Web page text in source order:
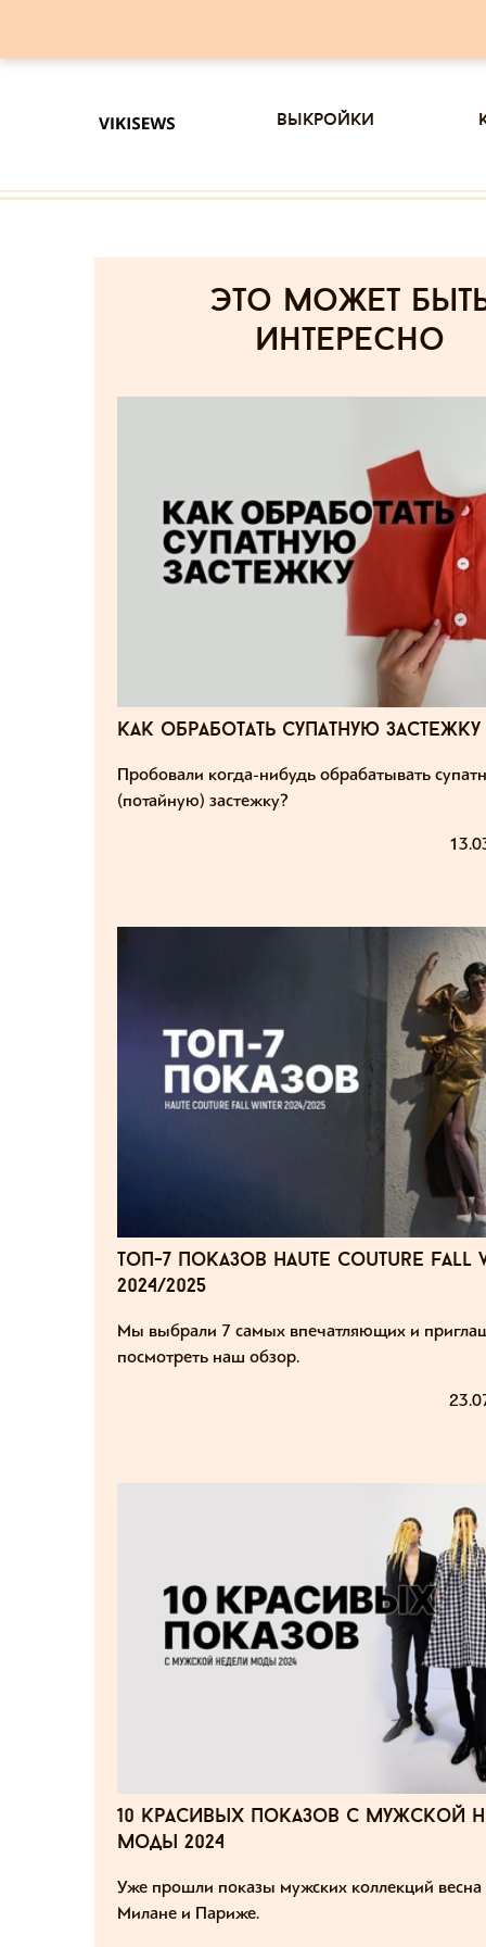
выкройки
Это может
интересно
как обработать супатную застежку
Пробовали когда-нибудь обрабатывать
(потайную) застежку?
топ-7 показов haute couture fall
2024/2025
Мы выбрали 7 самых впечатляющих и
посмотреть наш обзор.
10 красивых показов с мужской
моды 2024
Уже прошли показы мужских коллекций весна
Милане и Париже.